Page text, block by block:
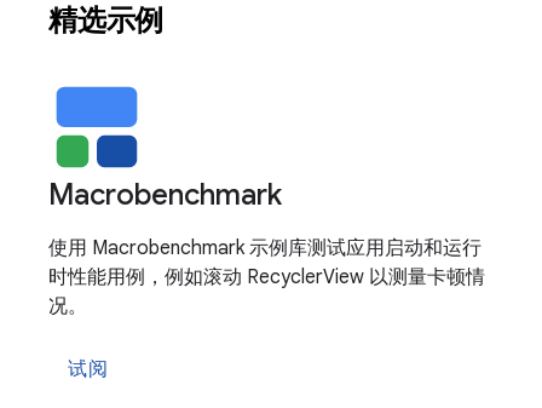
精选示例
Macrobenchmark
使用 Macrobenchmark 示例库测试应用启动和运行
时性能用例，例如滚动 RecyclerView 以测量卡顿情
况。
试阅